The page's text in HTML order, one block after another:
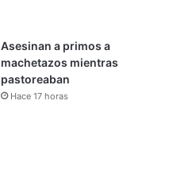
Asesinan a primos a
machetazos mientras
pastoreaban
Hace 17 horas